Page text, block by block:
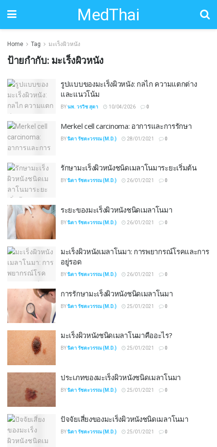
MedThai
Home Tag มะเร็งผิวหนัง
ป้ายกำกับ: มะเร็งผิวหนัง
รูปแบบของมะเร็งผิวหนัง: กลไก ความแตกต่าง
และแนวโน้ม
BYนพ. วรวิช สุตา 10/04/2026 0
Merkel cell carcinoma: อาการและการรักษา
BYนิดา รัชตะวรรณ (M.D.) 28/01/2021 0
รักษามะเร็งผิวหนังชนิดเมลาโนมาระยะเริ่มต้น
BYนิดา รัชตะวรรณ (M.D.) 26/01/2021 0
ระยะของมะเร็งผิวหนังชนิดเมลาโนมา
BYนิดา รัชตะวรรณ (M.D.) 26/01/2021 0
มะเร็งผิวหนังเมลาโนมา: การพยากรณ์โรคและการ
อยู่รอด
BYนิดา รัชตะวรรณ (M.D.) 26/01/2021 0
การรักษามะเร็งผิวหนังชนิดเมลาโนมา
BYนิดา รัชตะวรรณ (M.D.) 25/01/2021 0
มะเร็งผิวหนังชนิดเมลาโนมาคืออะไร?
BYนิดา รัชตะวรรณ (M.D.) 25/01/2021 0
ประเภทของมะเร็งผิวหนังชนิดเมลาโนมา
BYนิดา รัชตะวรรณ (M.D.) 25/01/2021 0
ปัจจัยเสี่ยงของมะเร็งผิวหนังชนิดเมลาโนมา
BYนิดา รัชตะวรรณ (M.D.) 25/01/2021 0